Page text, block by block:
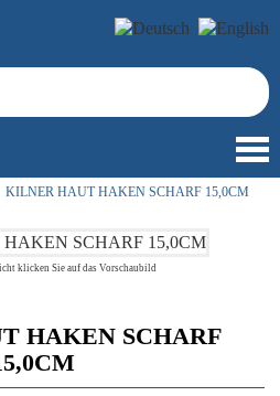
KILNER HAUT HAKEN SCHARF 15,0CM
klicken Sie auf das Vorschaubild
HAKEN SCHARF